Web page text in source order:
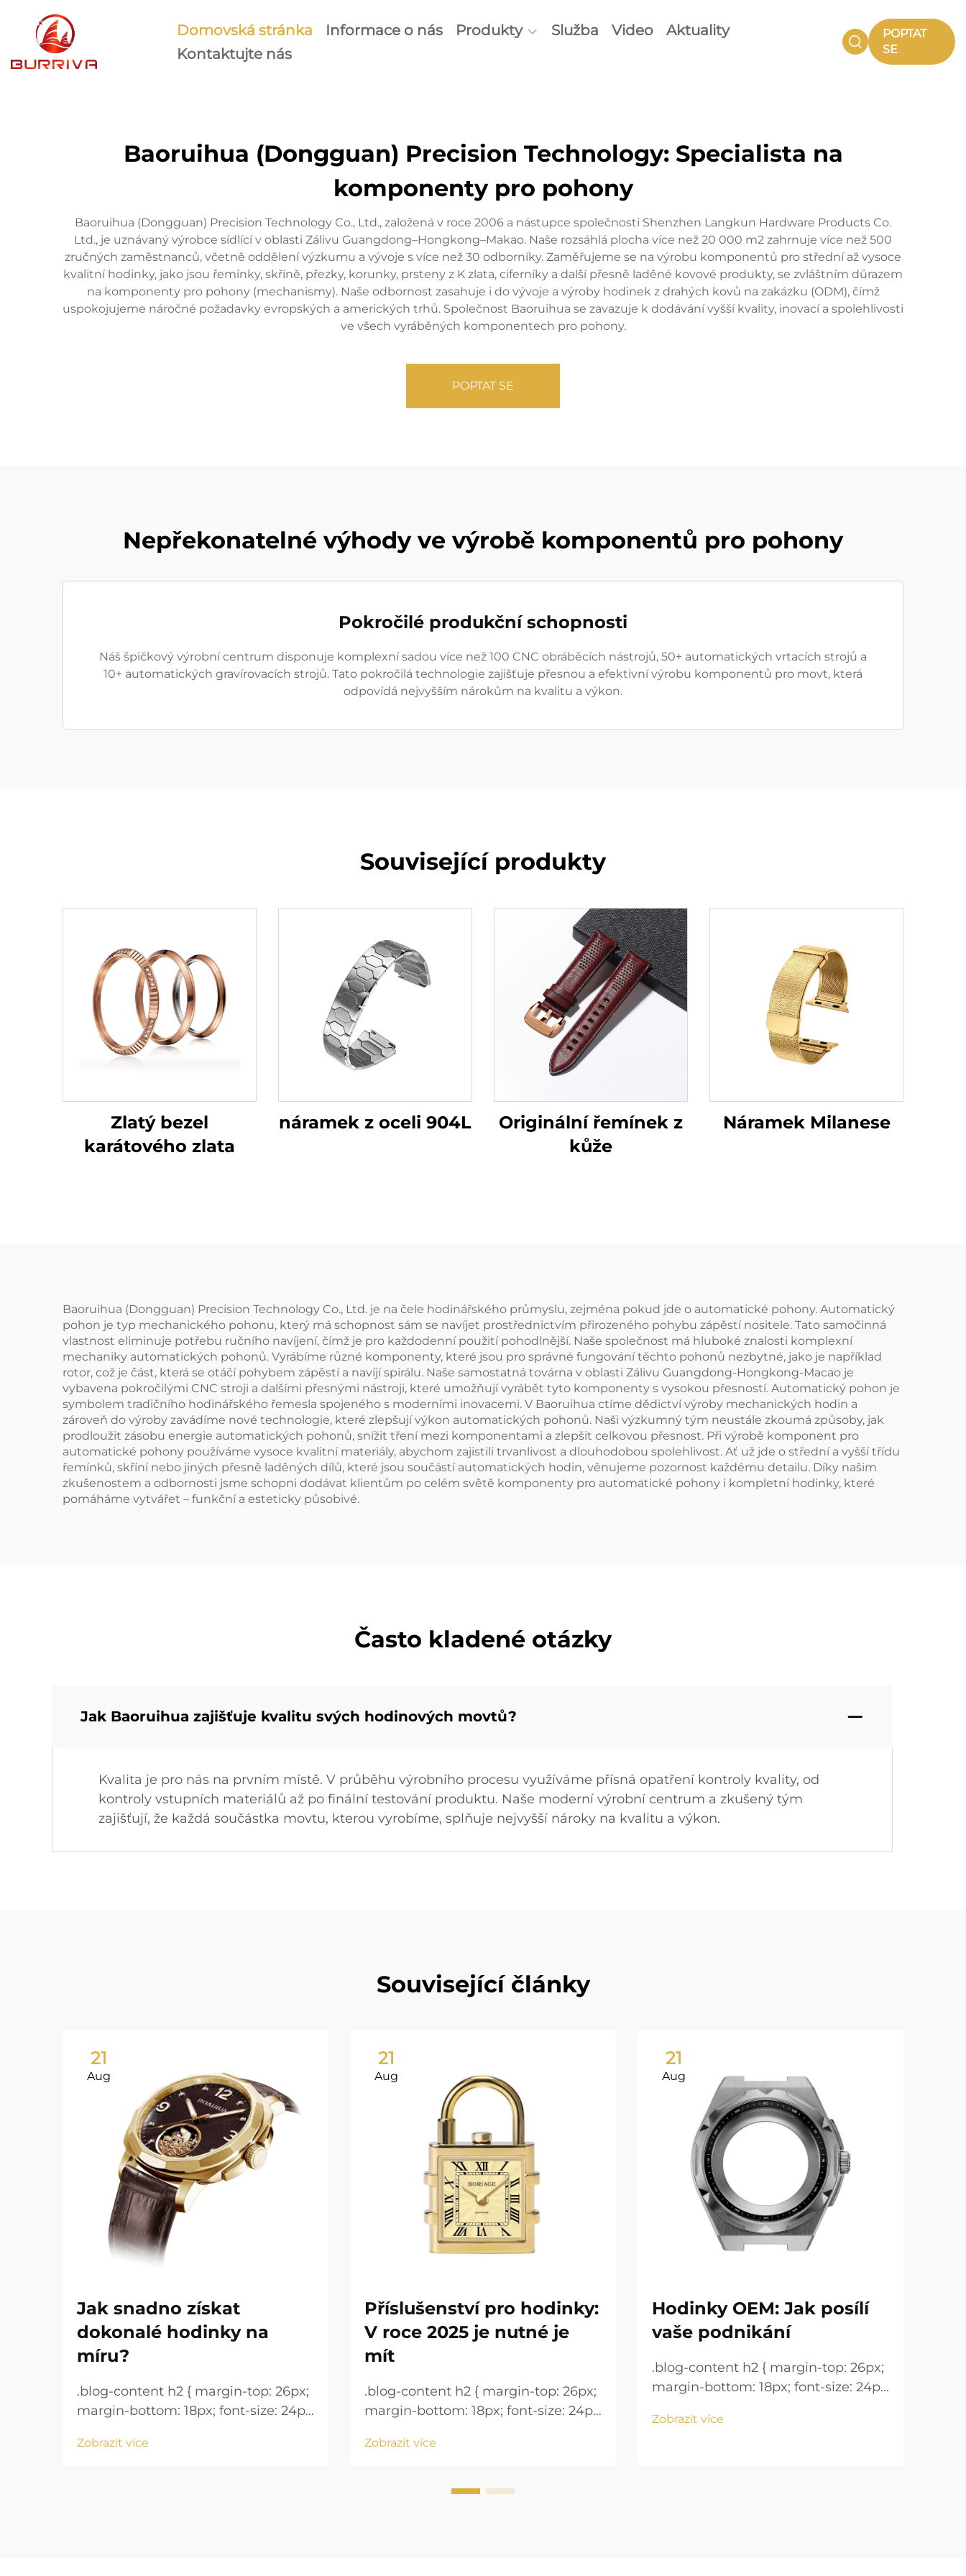
Domovská stránka Informace o nás Produkty Služba Video
Aktuality
Kontaktujte nás
POPTAT
SE
Baoruihua (Dongguan) Precision Technology: Specialista na
komponenty pro pohony
Baoruihua (Dongguan) Precision Technology Co., Ltd., založená v roce 2006 a nástupce společnosti Shenzhen Langkun Hardware Products Co.
Ltd., je uznávaný výrobce sídlící v oblasti Zálivu Guangdong–Hongkong–Makao. Naše rozsáhlá plocha více než 20 000 m2 zahrnuje více než 500
zručných zaměstnanců, včetně oddělení výzkumu a vývoje s více než 30 odborníky. Zaměřujeme se na výrobu komponentů pro střední až vysoce
kvalitní hodinky, jako jsou řemínky, skříně, přezky, korunky, prsteny z K zlata, ciferníky a další přesně laděné kovové produkty, se zvláštním důrazem
na komponenty pro pohony (mechanismy). Naše odbornost zasahuje i do vývoje a výroby hodinek z drahých kovů na zakázku (ODM), čímž
uspokojujeme náročné požadavky evropských a amerických trhů. Společnost Baoruihua se zavazuje k dodávání vyšší kvality, inovací a spolehlivosti
ve všech vyráběných komponentech pro pohony.
POPTAT SE
Nepřekonatelné výhody ve výrobě komponentů pro pohony
Pokročilé produkční schopnosti
Náš špičkový výrobní centrum disponuje komplexní sadou více než 100 CNC obráběcích nástrojů, 50+ automatických vrtacích strojů a
10+ automatických gravírovacích strojů. Tato pokročilá technologie zajišťuje přesnou a efektivní výrobu komponentů pro movt, která
odpovídá nejvyšším nárokům na kvalitu a výkon.
Související produkty
Zlatý bezel
karátového zlata
náramek z oceli 904L
Originální řemínek z
kůže
Náramek Milanese
Baoruihua (Dongguan) Precision Technology Co., Ltd. je na čele hodinářského průmyslu, zejména pokud jde o automatické pohony. Automatický
pohon je typ mechanického pohonu, který má schopnost sám se navíjet prostřednictvím přirozeného pohybu zápěstí nositele. Tato samočinná
vlastnost eliminuje potřebu ručního navíjení, čímž je pro každodenní použití pohodlnější. Naše společnost má hluboké znalosti komplexní
mechaniky automatických pohonů. Vyrábíme různé komponenty, které jsou pro správné fungování těchto pohonů nezbytné, jako je například
rotor, což je část, která se otáčí pohybem zápěstí a navíjí spirálu. Naše samostatná továrna v oblasti Zálivu Guangdong-Hongkong-Macao je
vybavena pokročilými CNC stroji a dalšími přesnými nástroji, které umožňují vyrábět tyto komponenty s vysokou přesností. Automatický pohon je
symbolem tradičního hodinářského řemesla spojeného s moderními inovacemi. V Baoruihua ctíme dědictví výroby mechanických hodin a
zároveň do výroby zavádíme nové technologie, které zlepšují výkon automatických pohonů. Naši výzkumný tým neustále zkoumá způsoby, jak
prodloužit zásobu energie automatických pohonů, snížit tření mezi komponentami a zlepšit celkovou přesnost. Při výrobě komponent pro
automatické pohony používáme vysoce kvalitní materiály, abychom zajistili trvanlivost a dlouhodobou spolehlivost. Ať už jde o střední a vyšší třídu
řemínků, skříní nebo jiných přesně laděných dílů, které jsou součástí automatických hodin, věnujeme pozornost každému detailu. Díky našim
zkušenostem a odbornosti jsme schopni dodávat klientům po celém světě komponenty pro automatické pohony i kompletní hodinky, které
pomáháme vytvářet – funkční a esteticky působivé.
Často kladené otázky
Jak Baoruihua zajišťuje kvalitu svých hodinových movtů?
Kvalita je pro nás na prvním místě. V průběhu výrobního procesu využíváme přísná opatření kontroly kvality, od
kontroly vstupních materiálů až po finální testování produktu. Naše moderní výrobní centrum a zkušený tým
zajišťují, že každá součástka movtu, kterou vyrobíme, splňuje nejvyšší nároky na kvalitu a výkon.
Související články
21
Aug
Jak snadno získat
dokonalé hodinky na
míru?
.blog-content h2 { margin-top: 26px;
margin-bottom: 18px; font-size: 24px
height: normal; } .blog-content h3 {
Zobrazit více
21
Aug
Příslušenství pro hodinky:
V roce 2025 je nutné je
mít
.blog-content h2 { margin-top: 26px;
margin-bottom: 18px; font-size: 24px
height: normal; } .blog-content h3 {
18px; font-size: 20px !important;
Zobrazit více
21
Aug
Hodinky OEM: Jak posílí
vaše podnikání
.blog-content h2 { margin-top: 26px;
margin-bottom: 18px; font-size: 24px
height: normal; } .blog-content h3 {
Zobrazit více